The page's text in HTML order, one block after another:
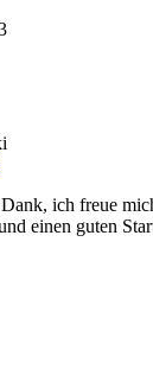
ich freue
einen guten